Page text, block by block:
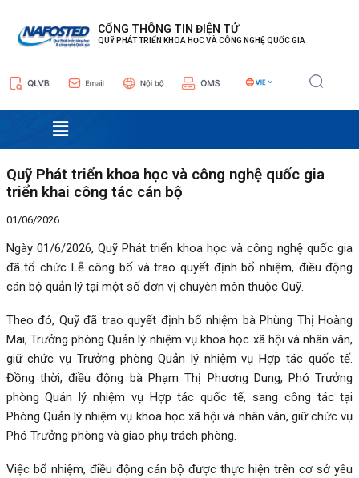
CỔNG THÔNG TIN ĐIỆN TỬ
QUỸ PHÁT TRIỂN KHOA HỌC VÀ CÔNG NGHỆ QUỐC GIA
Menu
Quỹ Phát triển khoa học và công nghệ quốc gia
triển khai công tác cán bộ
01/06/2026
Ngày 01/6/2026, Quỹ Phát triển khoa học và công nghệ quốc gia
đã tổ chức Lễ công bố và trao quyết định bổ nhiệm, điều động
cán bộ quản lý tại một số đơn vị chuyên môn thuộc Quỹ.
Theo đó, Quỹ đã trao quyết định bổ nhiệm bà Phùng Thị Hoàng
Mai, Trưởng phòng Quản lý nhiệm vụ khoa học xã hội và nhân văn,
giữ chức vụ Trưởng phòng Quản lý nhiệm vụ Hợp tác quốc tế.
Đồng thời, điều động bà Phạm Thị Phương Dung, Phó Trưởng
phòng Quản lý nhiệm vụ Hợp tác quốc tế, sang công tác tại
Phòng Quản lý nhiệm vụ khoa học xã hội và nhân văn, giữ chức vụ
Phó Trưởng phòng và giao phụ trách phòng.
Việc bổ nhiệm, điều động cán bộ được thực hiện trên cơ sở yêu
hướng
bài